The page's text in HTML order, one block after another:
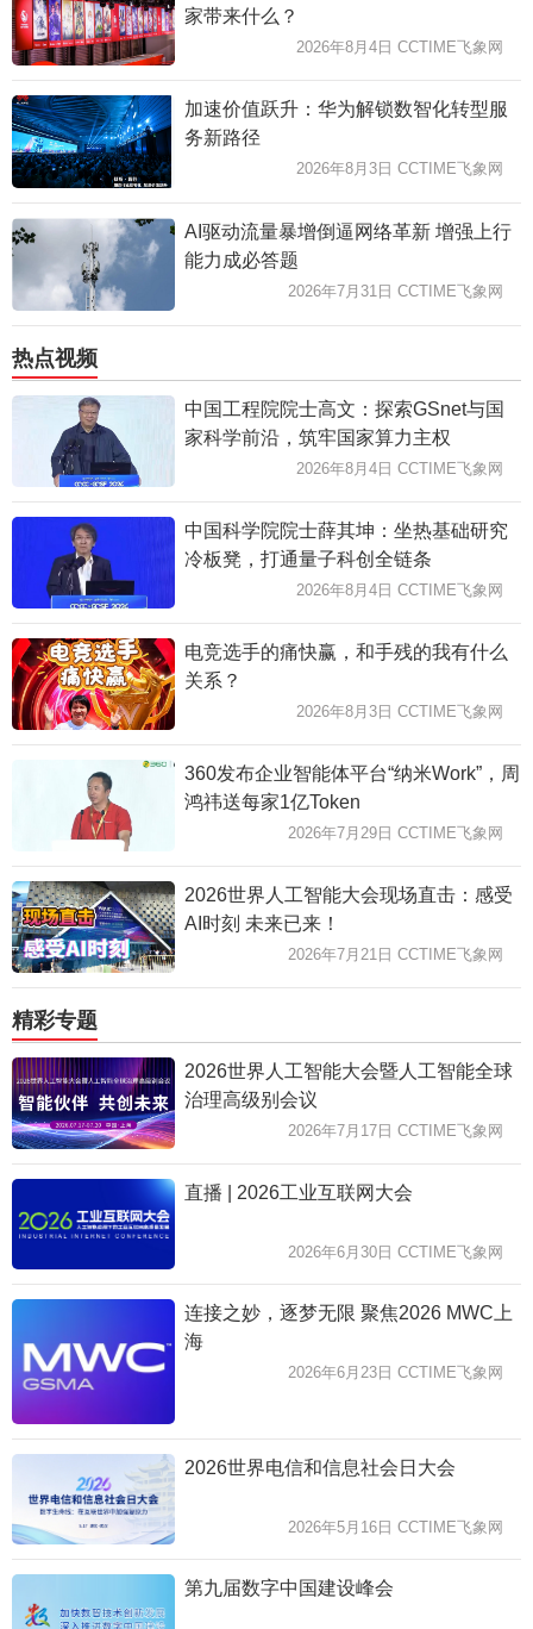
家带来什么？
2026年8月4日 CCTIME飞象网
加速价值跃升：华为解锁数智化转型服
务新路径
2026年8月3日 CCTIME飞象网
AI驱动流量暴增倒逼网络革新 增强上行
能力成必答题
2026年7月31日 CCTIME飞象网
热点视频
中国工程院院士高文：探索GSnet与国
家科学前沿，筑牢国家算力主权
2026年8月4日 CCTIME飞象网
中国科学院院士薛其坤：坐热基础研究
冷板凳，打通量子科创全链条
2026年8月4日 CCTIME飞象网
电竞选手的痛快赢，和手残的我有什么
关系？
2026年8月3日 CCTIME飞象网
360发布企业智能体平台“纳米Work”，周
鸿祎送每家1亿Token
2026年7月29日 CCTIME飞象网
2026世界人工智能大会现场直击：感受
AI时刻 未来已来！
2026年7月21日 CCTIME飞象网
精彩专题
2026世界人工智能大会暨人工智能全球
治理高级别会议
2026年7月17日 CCTIME飞象网
直播 | 2026工业互联网大会
2026年6月30日 CCTIME飞象网
连接之妙，逐梦无限 聚焦2026 MWC上
海
2026年6月23日 CCTIME飞象网
2026世界电信和信息社会日大会
2026年5月16日 CCTIME飞象网
第九届数字中国建设峰会